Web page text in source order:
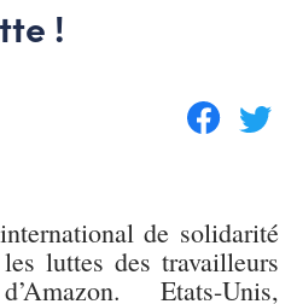
!
de solidarité
luttes des travailleurs
Etats-Unis,